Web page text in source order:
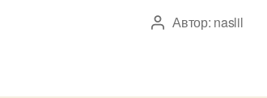
Автор
Автор: naslil